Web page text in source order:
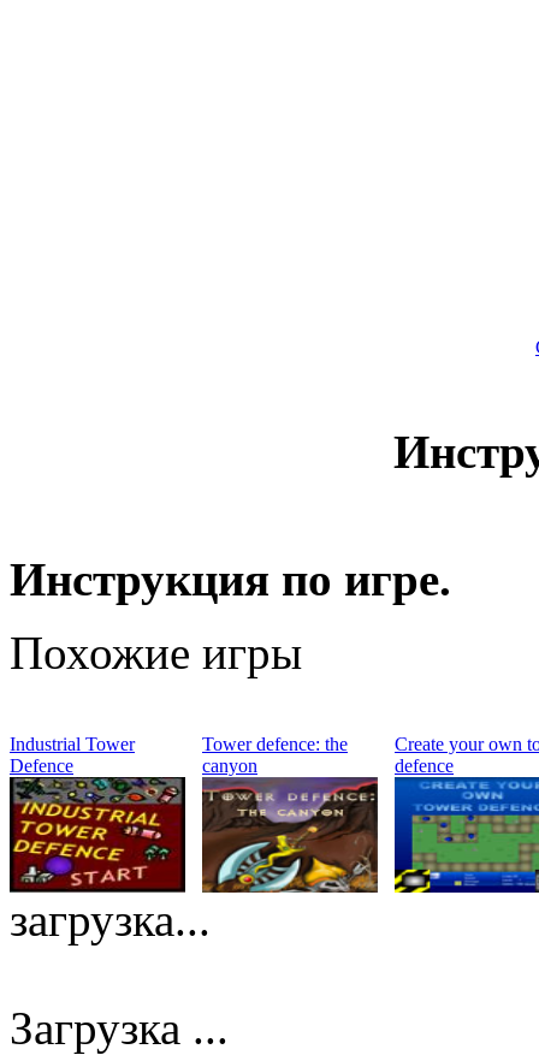
Инструкция по игре.
Похожие игры
Industrial Tower
Defence
Tower defence: the
canyon
Create your own
defence
загрузка...
Загрузка ...